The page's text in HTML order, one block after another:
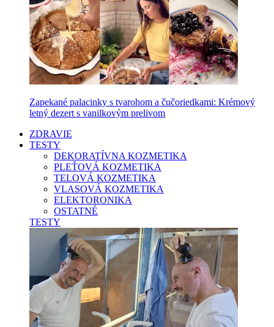
Zapekané palacinky s tvarohom a čučoriedkami: Krémový
letný dezert s vanilkovým prelivom
ZDRAVIE
TESTY
DEKORATÍVNA KOZMETIKA
PLEŤOVÁ KOZMETIKA
TELOVÁ KOZMETIKA
VLASOVÁ KOZMETIKA
ELEKTORONIKA
OSTATNÉ
TESTY